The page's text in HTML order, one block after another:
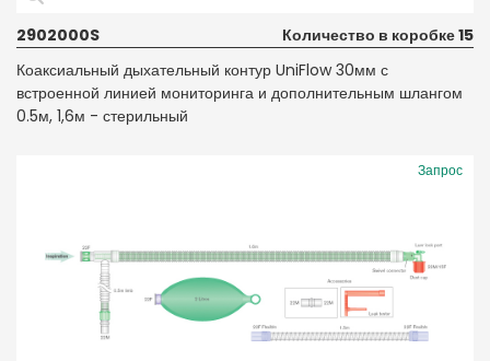
2902000S
Количество в коробке 15
Коаксиальный дыхательный контур UniFlow 30мм с
встроенной линией мониторинга и дополнительным шлангом
0.5м, 1,6м - стерильный
Запрос